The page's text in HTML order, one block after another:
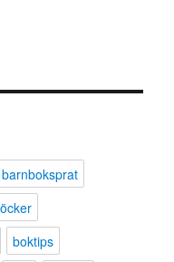
barnboksprat
boktips